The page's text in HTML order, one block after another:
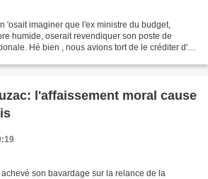
'osait imaginer que l'ex ministre du budget,
humide, oserait revendiquer son poste de
Hé bien , nous avions tort de le créditer d'
l'affaissement moral cause
son bavardage sur la relance de la